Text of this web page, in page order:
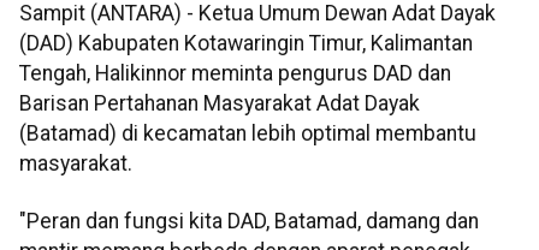
Sampit (ANTARA) - Ketua Umum Dewan Adat Dayak
(DAD) Kabupaten Kotawaringin Timur, Kalimantan
Tengah, Halikinnor meminta pengurus DAD dan
Barisan Pertahanan Masyarakat Adat Dayak
(Batamad) di kecamatan lebih optimal membantu
masyarakat.
"Peran dan fungsi kita DAD, Batamad, damang dan